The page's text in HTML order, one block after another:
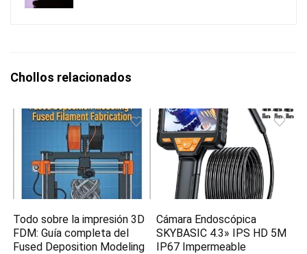
Chollos relacionados
Todo sobre la impresión 3D
FDM: Guía completa del
Fused Deposition Modeling
Cámara Endoscópica
SKYBASIC 4.3» IPS HD 5M
IP67 Impermeable